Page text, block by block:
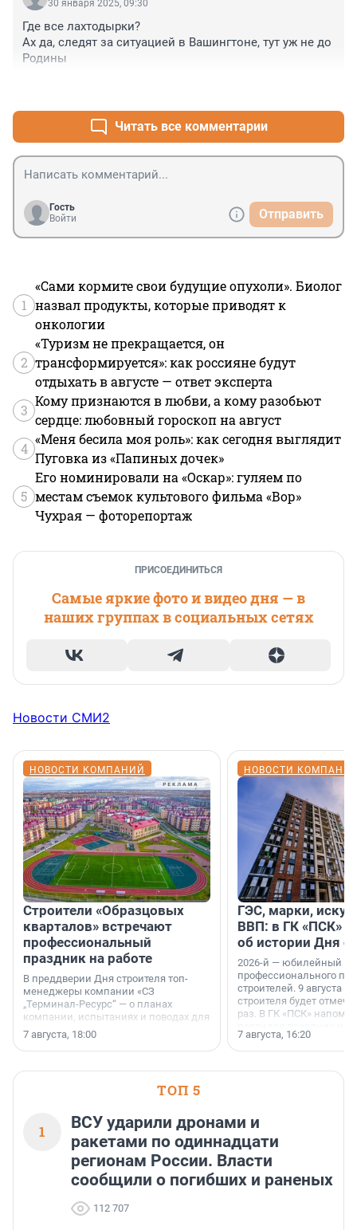
30 января 2025, 09:30
Где все лахтодырки?
Ах да, следят за ситуацией в Вашингтоне, тут уж не до
Родины
Читать все комментарии
Гость
Войти
Отправить
1
«Сами кормите свои будущие опухоли». Биолог
назвал продукты, которые приводят к
онкологии
2
«Туризм не прекращается, он
трансформируется»: как россияне будут
отдыхать в августе — ответ эксперта
3
Кому признаются в любви, а кому разобьют
сердце: любовный гороскоп на август
4
«Меня бесила моя роль»: как сегодня выглядит
Пуговка из «Папиных дочек»
5
Его номинировали на «Оскар»: гуляем по
местам съемок культового фильма «Вор»
Чухрая — фоторепортаж
ПРИСОЕДИНИТЬСЯ
Самые яркие фото и видео дня — в
наших группах в социальных сетях
Новости СМИ2
НОВОСТИ КОМПАНИЙ
Строители «Образцовых
кварталов» встречают
профессиональный
праздник на работе
В преддверии Дня строителя топ-
менеджеры компании «СЗ
„Терминал-Ресурс“ — о планах
компании, испытаниях и поводах для
осторожного оптимизма.
7 августа, 18:00
НОВОСТИ
ГЭС, марки,
ВВП: в ГК «ПСК»
об истории Дня
2026-й — юбилейный
профессионального
строителей. 9 августа
строителя будет
раз. В ГК «ПСК»
поменялась роль
7 августа, 16:20
ТОП 5
1
ВСУ ударили дронами и
ракетами по одиннадцати
регионам России. Власти
сообщили о погибших и раненых
112 707